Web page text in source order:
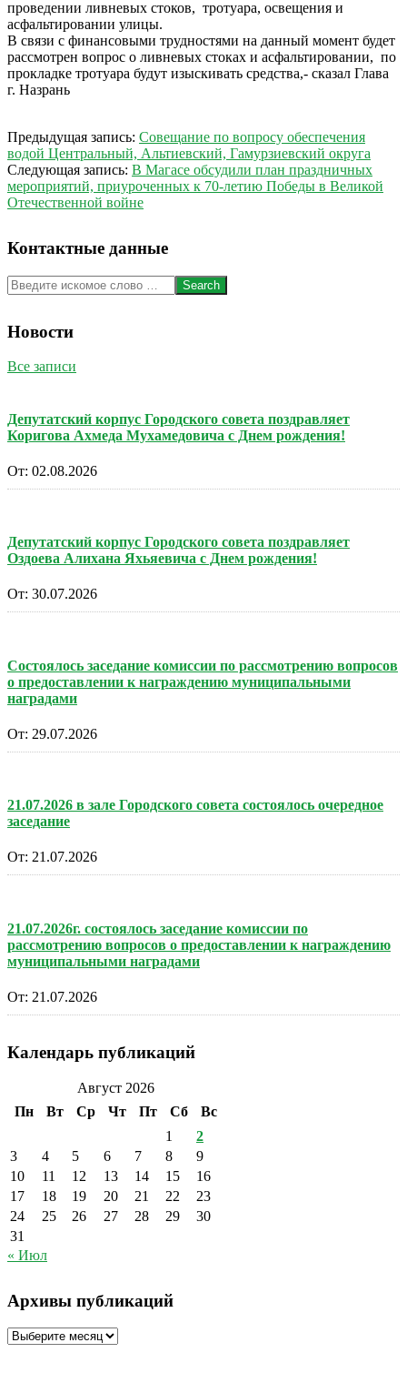
проведении ливневых стоков, тротуара, освещения и
асфальтировании улицы.
В связи с финансовыми трудностями на данный момент будет
рассмотрен вопрос о ливневых стоках и асфальтировании, по
прокладке тротуара будут изыскивать средства,- сказал Глава
г. Назрань
2015-
02-
10
Предыдущая запись: Совещание по вопросу обеспечения
водой Центральный, Альтиевский, Гамурзиевский округа
Следующая запись: В Магасе обсудили план праздничных
мероприятий, приуроченных к 70-летию Победы в Великой
Отечественной войне
Контактные данные
Search
Новости
Все записи
Депутатский корпус Городского совета поздравляет
Коригова Ахмеда Мухамедовича с Днем рождения!
От: 02.08.2026
Депутатский корпус Городского совета поздравляет
Оздоева Алихана Яхьяевича с Днем рождения!
От: 30.07.2026
Состоялось заседание комиссии по рассмотрению вопросов
о предоставлении к награждению муниципальными
наградами
От: 29.07.2026
21.07.2026 в зале Городского совета состоялось очередное
заседание
От: 21.07.2026
21.07.2026г. состоялось заседание комиссии по
рассмотрению вопросов о предоставлении к награждению
муниципальными наградами
От: 21.07.2026
Календарь публикаций
Август 2026
Пн
Вт Ср Чт Пт Сб
Вс
1
2
3
4 5 6 7 8
9
10
11 12 13 14 15
16
17
18 19 20 21 22
23
24
25 26 27 28 29
30
31
« Июл
Архивы публикаций
Архивы